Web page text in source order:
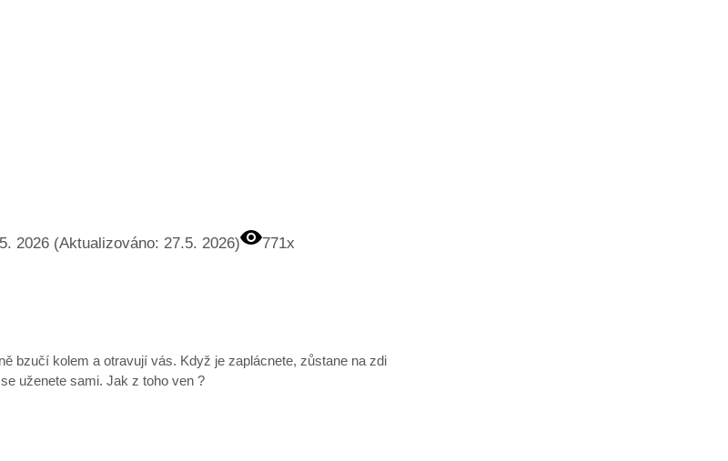
2026 (Aktualizováno: 27.5. 2026) 771x
bzučí kolem a otravují vás. Když je zaplácnete, zůstane na zdi
uženete sami. Jak z toho ven ?